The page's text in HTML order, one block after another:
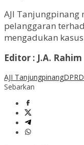
AJI
pelanggaran
mengadukan
Editor : J.A. Rahim
AJI Tanjungpinang
Sebarkan